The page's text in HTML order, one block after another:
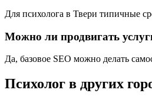
Для психолога в Твери типичные
Можно ли продвигать
Да, базовое SEO можно делать
Психолог в других